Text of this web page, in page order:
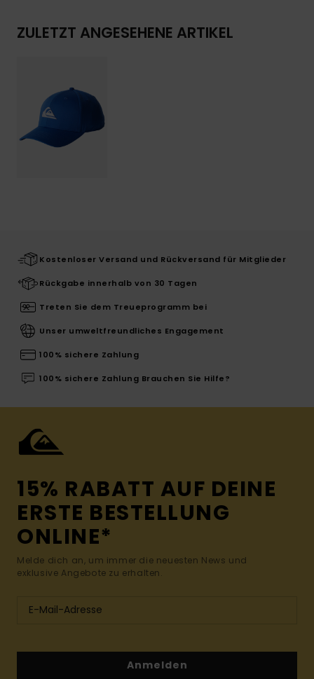
ZULETZT ANGESEHENE ARTIKEL
Kostenloser Versand und Rückversand für Mitglieder
Rückgabe innerhalb von 30 Tagen
Treten Sie dem Treueprogramm bei
Unser umweltfreundliches Engagement
100% sichere Zahlung
100% sichere Zahlung Brauchen Sie Hilfe?
15% RABATT AUF DEINE
ERSTE BESTELLUNG
ONLINE*
Melde dich an, um immer die neuesten News und
exklusive Angebote zu erhalten.
Anmelden